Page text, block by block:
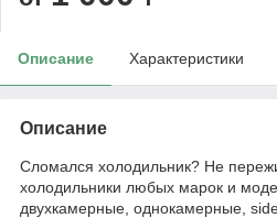
Описание Характеристики
Описание
Сломался холодильник? Не
холодильники любых марок и
двухкамерные, однокамерные,